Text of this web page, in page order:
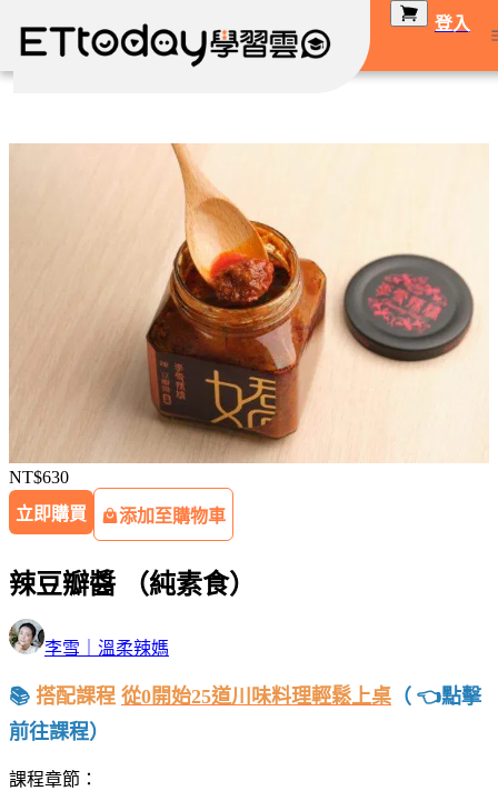
登入
NT$630
立即購買
添加至購物車
辣豆瓣醬 （純素食）
李雪｜溫柔辣媽
📚 搭配課程 從0開始25道川味料理輕鬆上桌 （ 👈點擊
前往課程）
課程章節：